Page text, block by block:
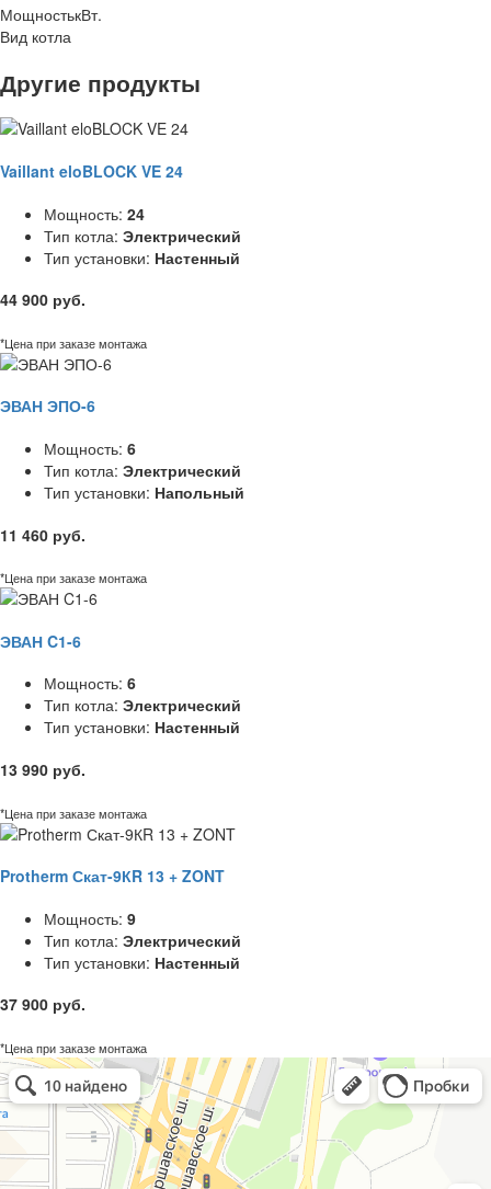
МощностькВт.
Вид котла
Другие продукты
Vaillant eloBLOCK VE 24
Мощность: 24
Тип котла: Электрический
Тип установки: Настенный
44 900 руб.
*Цена при заказе монтажа
ЭВАН ЭПО-6
Мощность: 6
Тип котла: Электрический
Тип установки: Напольный
11 460 руб.
*Цена при заказе монтажа
ЭВАН C1-6
Мощность: 6
Тип котла: Электрический
Тип установки: Настенный
13 990 руб.
*Цена при заказе монтажа
Protherm Скат-9КR 13 + ZONT
Мощность: 9
Тип котла: Электрический
Тип установки: Настенный
37 900 руб.
*Цена при заказе монтажа